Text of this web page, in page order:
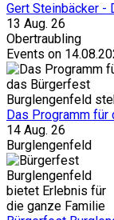
Gert Steinbäcker -
13 Aug. 26
Obertraubling
Events on
Das Programm
14 Aug. 26
Burglengenfeld